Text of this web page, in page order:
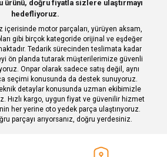
daha pahalı.
olmalı.
Gönder
ürünü, doğru fiyatla sizlere ulaştırmayı
hedefliyoruz.
içerisinde motor parçaları, yürüyen aksam,
gibi birçok kategoride orijinal ve eşdeğer
Tedarik sürecinden teslimata kadar
ön planda tutarak müşterilerimize güvenli
Onpar olarak sadece satış değil, aynı
seçimi konusunda da destek sunuyoruz.
detaylar konusunda uzman ekibimizle
Hızlı kargo, uygun fiyat ve güvenilir hizmet
her yerine oto yedek parça ulaştırıyoruz.
parçayı arıyorsanız, doğru yerdesiniz.